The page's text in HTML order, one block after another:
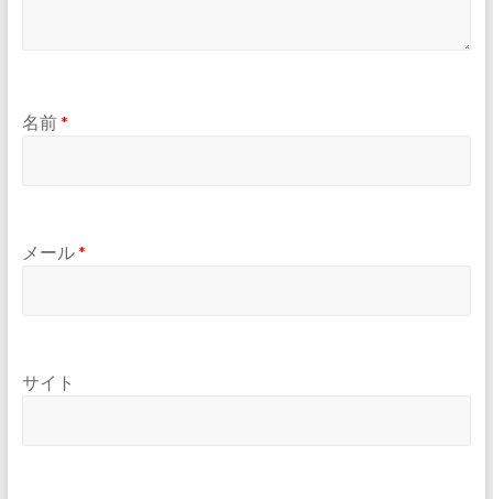
名前*
メール*
サイト